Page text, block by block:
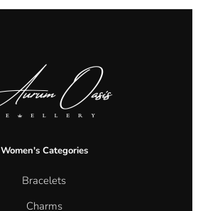
Women's Categories
Bracelets
Charms